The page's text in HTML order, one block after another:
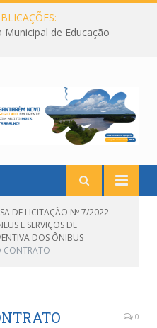
de Educação
DE LICITAÇÃO Nº 7/2022-
E SERVIÇOS DE
DOS ÔNIBUS
0